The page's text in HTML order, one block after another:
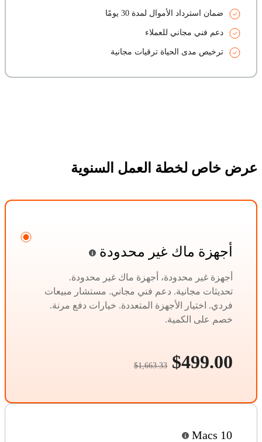
ضمان استرداد الأموال لمدة 30 يومًا
دعم فني مجاني للعملاء
ترخيص مدى الحياة ترقيات مجانية
عرض خاص لخطة العمل السنوية
أجهزة ماك غير محدودة
أجهزة غير محدودة، أجهزة ماك غير محدودة.
تحديثات مجانية. دعم فني مجاني. مستشار مبيعات
فردي. اختيار الأجهزة المتعددة. خيارات دفع مرنة.
خصم على الكمية.
$499.00
$1,663.33
10 Macs